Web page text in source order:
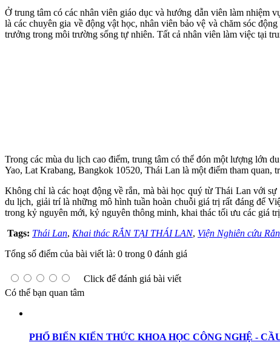
Ở trung tâm có các nhân viên giáo dục và hướng dẫn viên làm nhiệm
là các chuyên gia về động vật học, nhân viên bảo vệ và chăm sóc
trưởng trong môi trường sống tự nhiên. Tất cả nhân viên làm việc tại
Trong các mùa du lịch cao điểm, trung tâm có thể đón một lượng lớn
Yao, Lat Krabang, Bangkok 10520, Thái Lan là một điểm tham quan,
Không chỉ là các hoạt động về rắn, mà bài học quý từ Thái Lan với
du lịch, giải trí là những mô hình tuần hoàn chuỗi giá trị rất đáng để
trong kỷ nguyên mới, kỷ nguyên thông minh, khai thác tối ưu các giá
Tags: Thái Lan, Khai thác RẮN TẠI THÁI LAN, Viện Nghiên cứu
Tổng số điểm của bài viết là: 0 trong 0 đánh giá
Click để đánh giá bài viết
Có thể bạn quan tâm
PHỔ BIẾN KIẾN THỨC KHOA HỌC CÔNG NGHỆ -